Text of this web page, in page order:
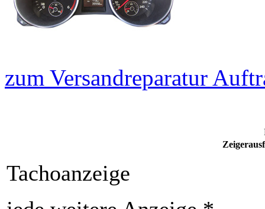
zum Versandreparatur
Tachoanzeige